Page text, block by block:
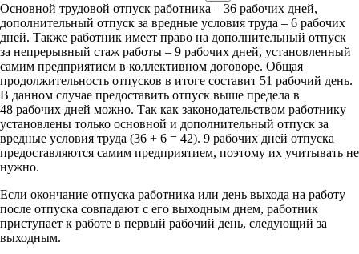
Основной трудовой отпуск работника – 36 рабочих дней,
дополнительный отпуск за вредные условия труда – 6 рабочих
дней. Также работник имеет право на дополнительный отпуск
за непрерывный стаж работы – 9 рабочих дней, установленный
самим предприятием в коллективном договоре. Общая
продолжительность отпусков в итоге составит 51 рабочий день.
В данном случае предоставить отпуск выше предела в
48 рабочих дней можно. Так как законодательством работнику
установлены только основной и дополнительный отпуск за
вредные условия труда (36 + 6 = 42). 9 рабочих дней отпуска
предоставляются самим предприятием, поэтому их учитывать не
нужно.
Если окончание отпуска работника или день выхода на работу
после отпуска совпадают с его выходным днем, работник
приступает к работе в первый рабочий день, следующий за
выходным.